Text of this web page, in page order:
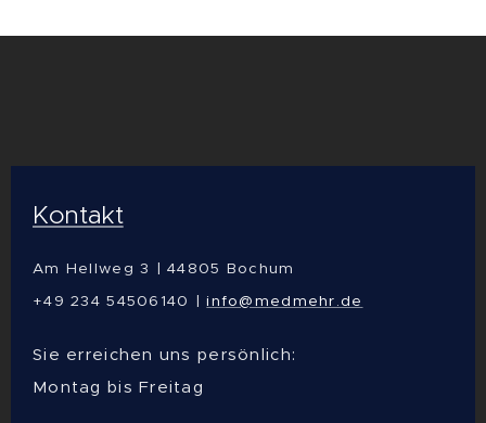
Kontakt
Am Hellweg 3 | 44805 Bochum
+49 234 54506140 |info@medmehr.de
Sie erreichen uns persönlich:
Montag bis Freitag